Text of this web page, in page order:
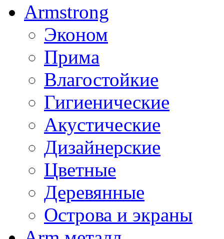
Armstrong
Эконом
Прима
Влагостойкие
Гигиенические
Акустические
Дизайнерские
Цветные
Деревянные
Острова и экраны